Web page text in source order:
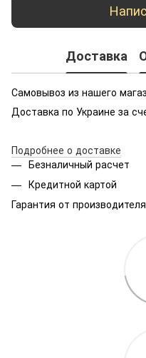
Доставка
Самовывоз из нашего
Доставка по Украине за
Подробнее о доставке
Безналичный расчет
Кредитной картой
Гарантия от